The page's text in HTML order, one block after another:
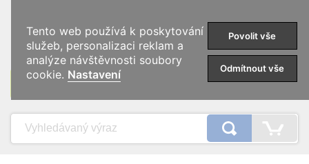
KATEGORIE
Tento web používá k poskytování
služeb, personalizaci reklam a
analýze návštěvnosti soubory
cookie. Nastavení
Povolit vše
Odmítnout vše